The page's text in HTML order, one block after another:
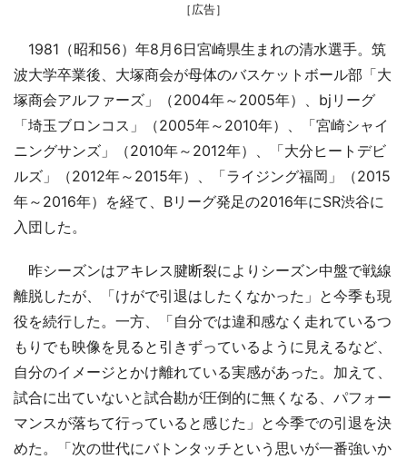
［広告］
1981（昭和56）年8月6日宮崎県生まれの清水選手。筑
波大学卒業後、大塚商会が母体のバスケットボール部「大
塚商会アルファーズ」（2004年～2005年）、bjリーグ
「埼玉ブロンコス」（2005年～2010年）、「宮崎シャイ
ニングサンズ」（2010年～2012年）、「大分ヒートデビ
ルズ」（2012年～2015年）、「ライジング福岡」（2015
年～2016年）を経て、Bリーグ発足の2016年にSR渋谷に
入団した。
昨シーズンはアキレス腱断裂によりシーズン中盤で戦線
離脱したが、「けがで引退はしたくなかった」と今季も現
役を続行した。一方、「自分では違和感なく走れているつ
もりでも映像を見ると引きずっているように見えるなど、
自分のイメージとかけ離れている実感があった。加えて、
試合に出ていないと試合勘が圧倒的に無くなる、パフォー
マンスが落ちて行っていると感じた」と今季での引退を決
めた。「次の世代にバトンタッチという思いが一番強いか